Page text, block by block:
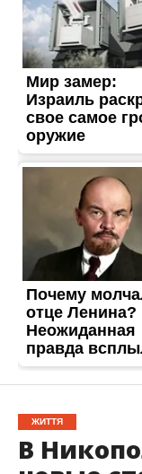
ЖИТТЯ
В
новые
когда
Опубліковано